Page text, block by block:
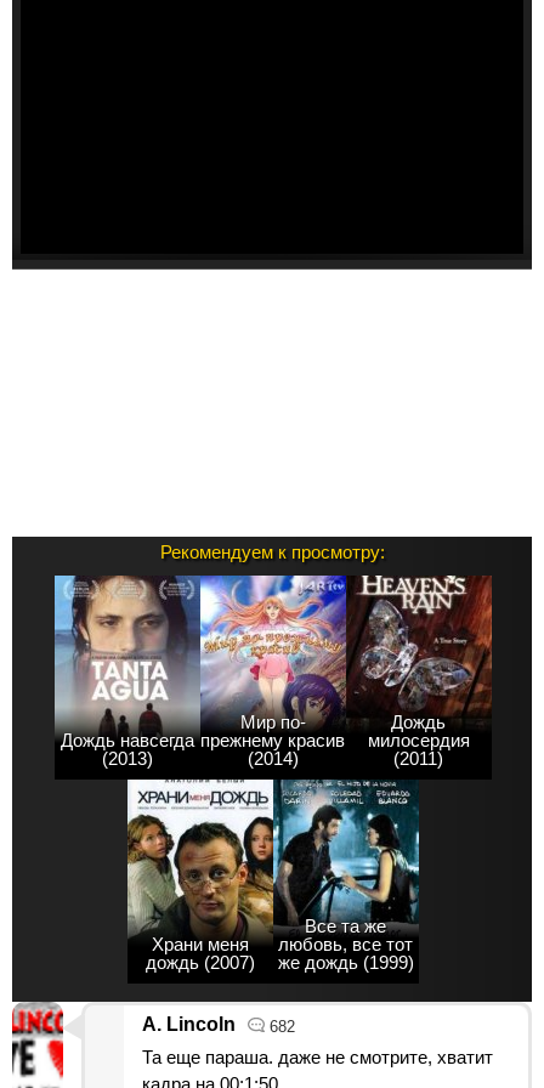
Рекомендуем к просмотру:
Дождь навсегда
(2013)
Мир по-
прежнему красив
(2014)
Дождь
милосердия
(2011)
Храни меня
дождь (2007)
Все та же
любовь, все тот
же дождь (1999)
A. Lincoln 682
Та еще параша. даже не смотрите, хватит
кадра на 00:1:50